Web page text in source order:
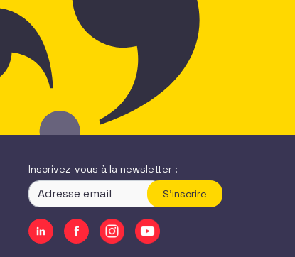
Inscrivez-vous à la newsletter :
S'inscrire